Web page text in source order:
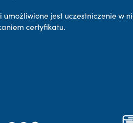
jest uczestniczenie w
certyfikatu.